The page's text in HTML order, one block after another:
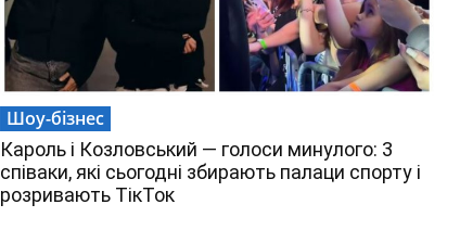
Шоу-бізнес
Кароль і Козловський — голоси минулого: 3
співаки, які сьогодні збирають палаци спорту і
розривають ТікТок